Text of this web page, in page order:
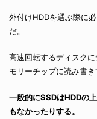
外付けHDDを選ぶ際に
だ。
高速回転するディスク
モリーチップに読み書き
一般的にSSDはHDDの
もなかったりする。